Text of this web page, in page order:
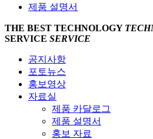
제품 설명서
THE BEST TECHNOLOGY
SERVICE SERVICE
공지사항
포토뉴스
홍보영상
자료실
제품 카달로그
제품 설명서
홍보 자료